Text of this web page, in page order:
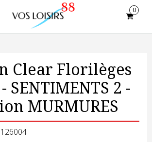
0
Clear Florilèges
SENTIMENTS 2 -
MURMURES